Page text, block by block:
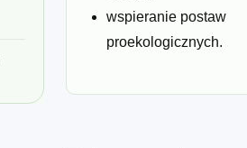
wspieranie postaw
proekologicznych.